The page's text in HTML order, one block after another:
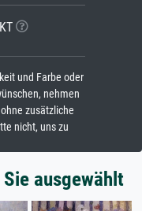
und Farbe oder
nehmen
zusätzliche
nicht, uns zu
ausgewählt